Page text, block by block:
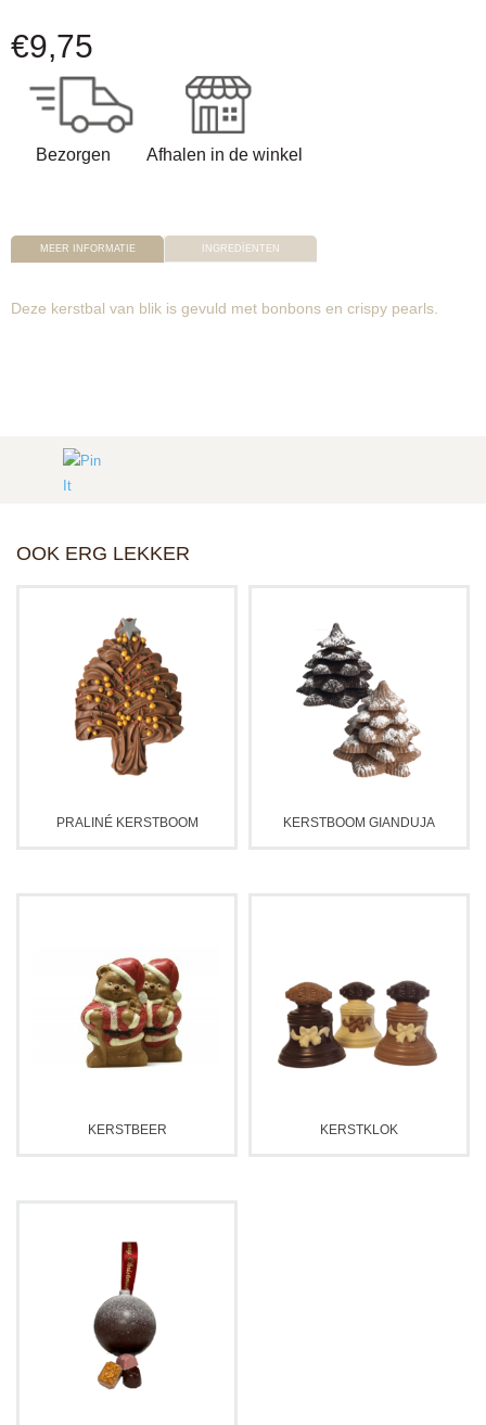
€9,75
Bezorgen Afhalen in de winkel
MEER INFORMATIE INGREDÏENTEN
Deze kerstbal van blik is gevuld met bonbons en crispy pearls.
OOK ERG LEKKER
PRALINÉ KERSTBOOM KERSTBOOM GIANDUJA
KERSTBEER KERSTKLOK